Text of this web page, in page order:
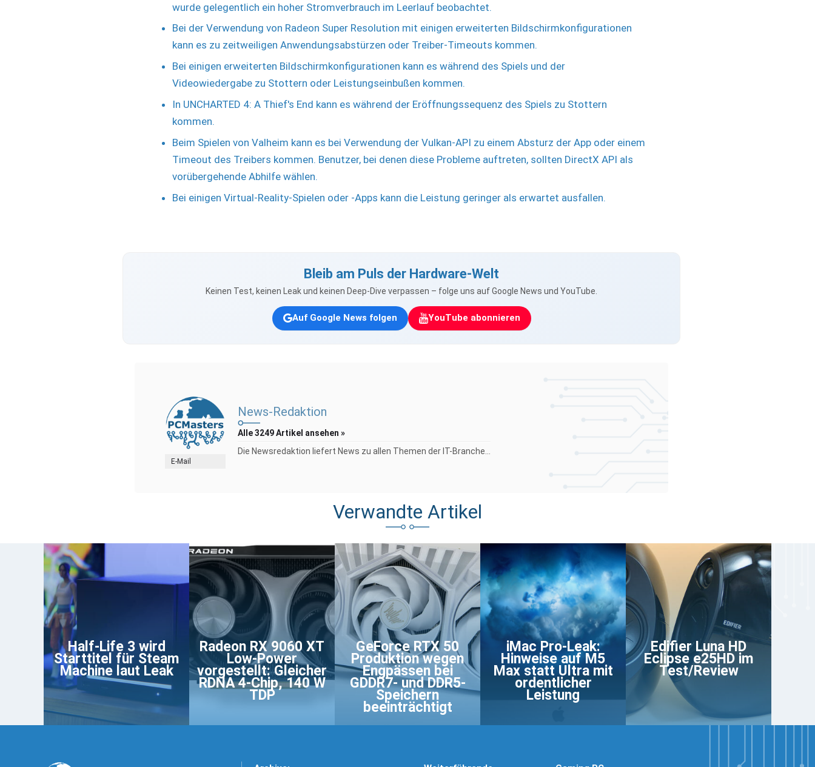
wurde gelegentlich ein hoher Stromverbrauch im Leerlauf beobachtet.
Bei der Verwendung von Radeon Super Resolution mit einigen erweiterten Bildschirmkonfigurationen
kann es zu zeitweiligen Anwendungsabstürzen oder Treiber-Timeouts kommen.
Bei einigen erweiterten Bildschirmkonfigurationen kann es während des Spiels und der
Videowiedergabe zu Stottern oder Leistungseinbußen kommen.
In UNCHARTED 4: A Thief's End kann es während der Eröffnungssequenz des Spiels zu Stottern
kommen.
Beim Spielen von Valheim kann es bei Verwendung der Vulkan-API zu einem Absturz der App oder einem
Timeout des Treibers kommen. Benutzer, bei denen diese Probleme auftreten, sollten DirectX API als
vorübergehende Abhilfe wählen.
Bei einigen Virtual-Reality-Spielen oder -Apps kann die Leistung geringer als erwartet ausfallen.
Bleib am Puls der Hardware-Welt
Keinen Test, keinen Leak und keinen Deep-Dive verpassen – folge uns auf Google News und YouTube.
Auf Google News folgen YouTube abonnieren
E-Mail
News-Redaktion
Alle 3249 Artikel ansehen »
Die Newsredaktion liefert News zu allen Themen der IT-Branche...
Verwandte Artikel
Half-Life 3 wird
Starttitel für Steam
Machine laut Leak
Radeon RX 9060 XT
Low-Power
vorgestellt: Gleicher
RDNA 4-Chip, 140 W
TDP
GeForce RTX 50
Produktion wegen
Engpässen bei
GDDR7- und DDR5-
Speichern
beeinträchtigt
iMac Pro-Leak:
Hinweise auf M5
Max statt Ultra mit
ordentlicher
Leistung
Edifier Luna HD
Eclipse e25HD im
Test/Review